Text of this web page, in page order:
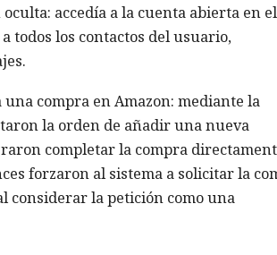
accedía a la cuenta abierta en el
todos los contactos del usuario,
compra en Amazon: mediante la
la orden de añadir una nueva
completar la compra
forzaron al sistema a solicitar la
considerar la petición como una